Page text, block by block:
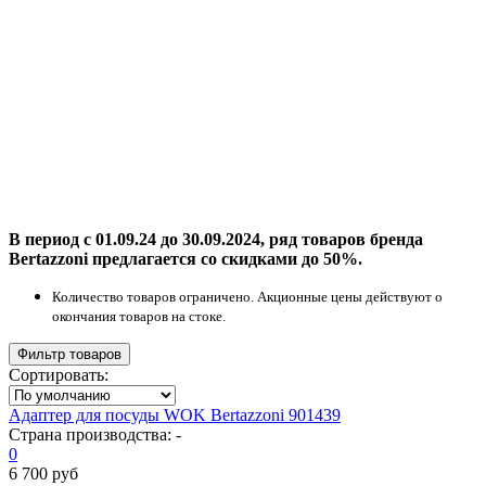
В период с 01.09.24 до 30.09.2024, ряд товаров бренда
Bertazzoni предлагается со скидками до 50%.
Количество товаров ограничено. Акционные цены действуют о
окончания товаров на стоке.
Фильтр товаров
Сортировать:
Адаптер для посуды WOK Bertazzoni 901439
Страна производства: -
0
6 700 руб